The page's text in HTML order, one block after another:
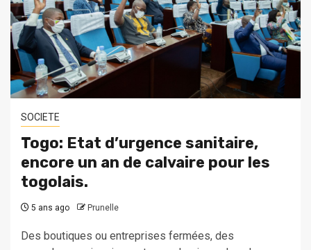
SOCIETE
Togo: Etat d’urgence sanitaire,
encore un an de calvaire pour les
togolais.
5 ans ago Prunelle
Des boutiques ou entreprises fermées, des